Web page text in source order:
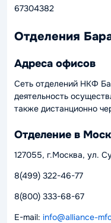
67304382
Отделения
Адреса офисов
Сеть отделений НКФ
деятельность
также дистанционно
Отделение в
127055, г.Москва, ул.
8(499) 322-46-77
8(800) 333-68-67
E-mail: info@alliance-